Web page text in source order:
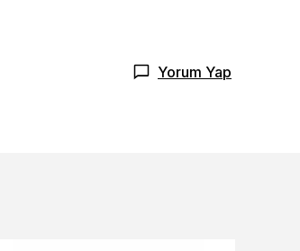
Yorum Yap